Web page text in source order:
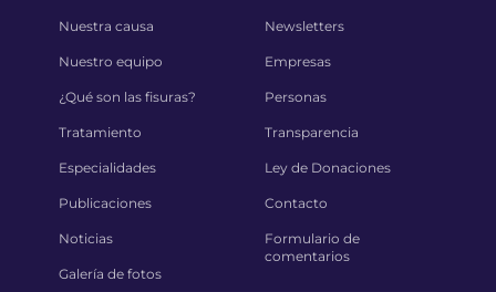
Nuestra causa
Nuestro equipo
¿Qué son las fisuras?
Tratamiento
Especialidades
Publicaciones
Noticias
Galería de fotos
Newsletters
Empresas
Personas
Transparencia
Ley de Donaciones
Contacto
Formulario de
comentarios